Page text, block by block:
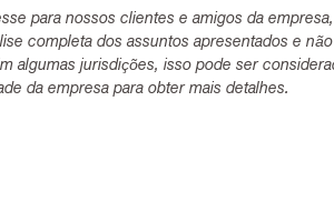
para nossos clientes e amigos da empresa,
completa dos assuntos apresentados e não
algumas jurisdições, isso pode ser
da empresa para obter mais detalhes.